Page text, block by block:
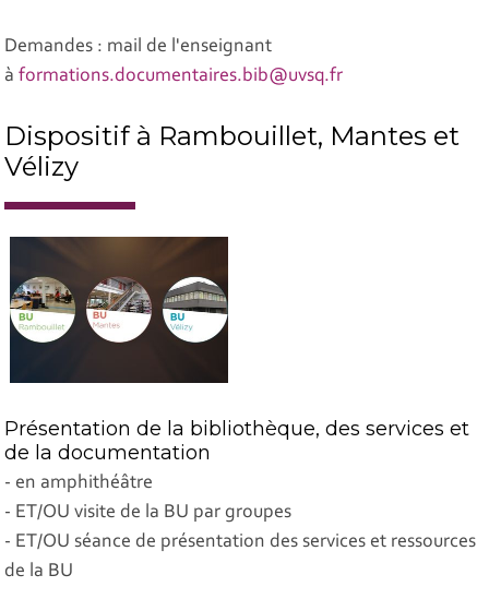
Demandes : mail de l'enseignant
àformations.documentaires.bib@uvsq.fr
Dispositif à Rambouillet, Mantes et
Vélizy
Présentation de la bibliothèque, des services et
de la documentation
- en amphithéâtre
- ET/OU visite de la BU par groupes
- ET/OU séance de présentation des services et ressources
de la BU